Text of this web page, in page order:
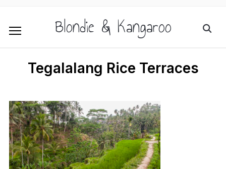
Blondie & Kangaroo
Tegalalang Rice Terraces